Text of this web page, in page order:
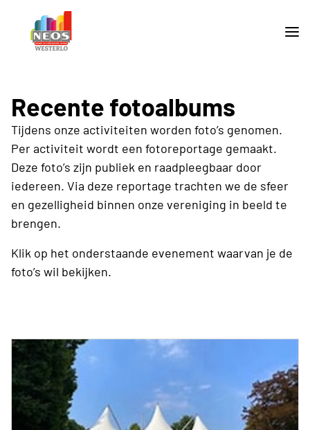
Recente fotoalbums
Tijdens onze activiteiten worden foto’s genomen.
Per activiteit wordt een fotoreportage gemaakt.
Deze foto’s zijn publiek en raadpleegbaar door
iedereen. Via deze reportage trachten we de sfeer
en gezelligheid binnen onze vereniging in beeld te
brengen.
Klik op het onderstaande evenement waarvan je de
foto’s wil bekijken.